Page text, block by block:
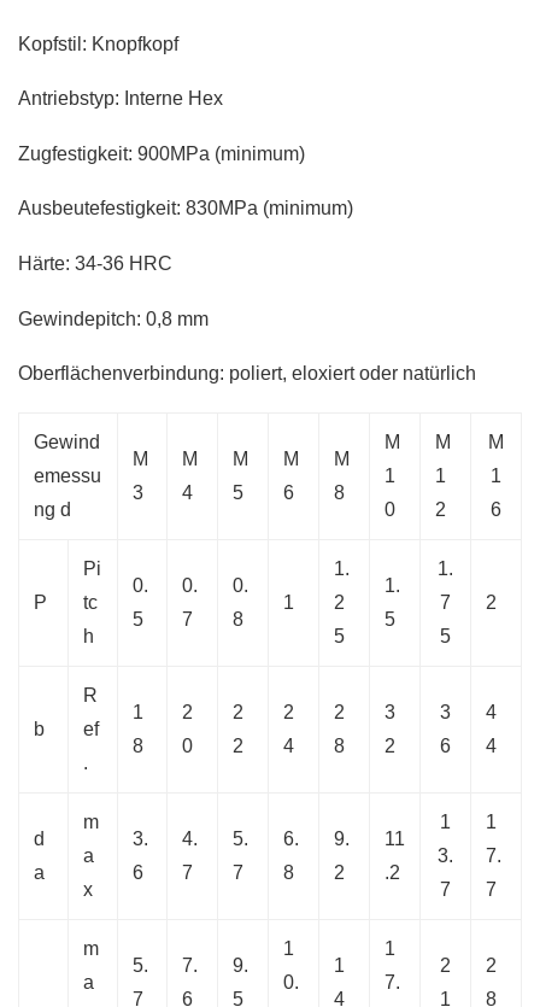
Kopfstil: Knopfkopf
Antriebstyp: Interne Hex
Zugfestigkeit: 900MPa (minimum)
Ausbeutefestigkeit: 830MPa (minimum)
Härte: 34-36 HRC
Gewindepitch: 0,8 mm
Oberflächenverbindung: poliert, eloxiert oder natürlich
Gewind
emessu
ng d
M
3
M
4
M
5
M
6
M
8
M
1
0
M
1
2
M
1
6
P
Pi
tc
h
0.
5
0.
7
0.
8
1
1.
2
5
1.
5
1.
7
5
2
b
R
ef
.
1
8
2
0
2
2
2
4
2
8
3
2
3
6
4
4
d
a
m
a
x
3.
6
4.
7
5.
7
6.
8
9.
2
11
.2
1
3.
7
1
7.
7
m
a
5.
7
7.
6
9.
5
1
0.
1
4
1
7.
2
1
2
8